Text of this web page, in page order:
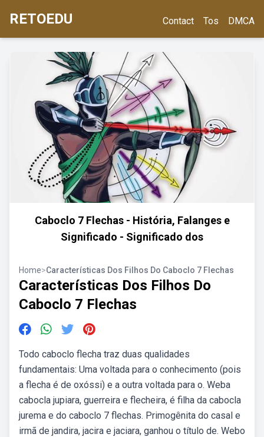
RETOEDU Contact Tos DMCA
Caboclo 7 Flechas - História, Falanges e
Significado - Significado dos
Home>Características Dos Filhos Do Caboclo 7 Flechas
Características Dos Filhos Do
Caboclo 7 Flechas
Todo caboclo flecha traz duas qualidades
fundamentais: Uma voltada para o conhecimento (pois
a flecha é de oxóssi) e a outra voltada para o. Weba
cabocla jupiara, guerreira e flecheira, é filha da cabocla
jurema e do caboclo 7 flechas. Primogênita do casal e
irmã de jandira, jacira e jaciara, ganhou o título de. Webo